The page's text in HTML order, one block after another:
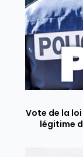
Vote de la
légitime